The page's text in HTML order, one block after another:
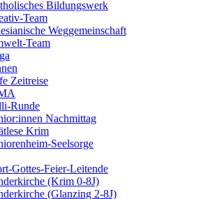
Bildungswerk
Team
Weggemeinschaft
Team
Zeitreise
Runde
Nachmittag
Krim
Seelsorge
Gottes-Feier-Leitende
(Krim 0-8J)
(Glanzing 2-8J)